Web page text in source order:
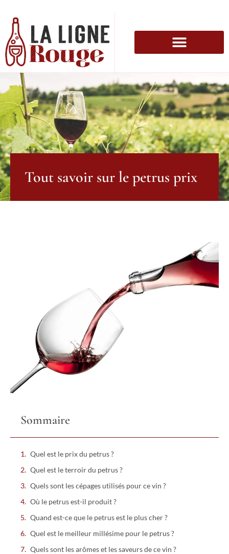
Tout savoir sur le petrus prix
Sommaire
Quel est le prix du petrus ?
Quel est le terroir du petrus ?
Quels sont les cépages utilisés pour ce vin ?
Où le petrus est-il produit ?
Quand est-ce que le petrus est le plus cher ?
Quel est le meilleur millésime pour le petrus ?
Quels sont les arômes et les saveurs de ce vin ?